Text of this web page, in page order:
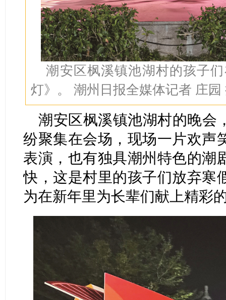
潮安区枫溪镇池湖村的孩子
灯》。 潮州日报全媒体记者 庄园
潮安区枫溪镇池湖村的晚会
纷聚集在会场，现场一片欢声
表演，也有独具潮州特色的潮
快，这是村里的孩子们放弃寒
为在新年里为长辈们献上精彩